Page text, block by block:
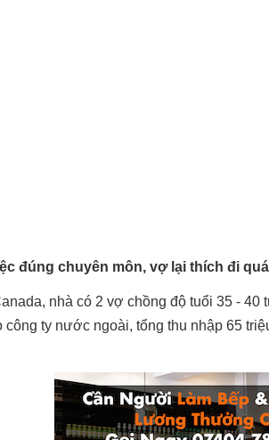
đúng chuyên môn, vợ lại thích đi
nhà có 2 vợ chồng độ tuổi 35 - 40
ty nước ngoài, tổng thu nhập 65